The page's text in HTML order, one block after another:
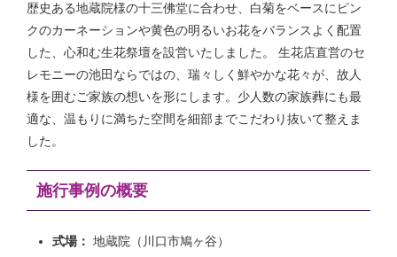
歴史ある地蔵院様の十三佛堂に合わせ、白菊をベースにピン
クのカーネーションや黄色の明るいお花をバランスよく配置
した、心和む生花祭壇を設営いたしました。 生花店直営のセ
レモニーの池田ならではの、瑞々しく鮮やかな花々が、故人
様を囲むご家族の想いを形にします。少人数の家族葬にも最
適な、温もりに満ちた空間を細部までこだわり抜いて整えま
した。
施行事例の概要
式場： 地蔵院（川口市鳩ヶ谷）